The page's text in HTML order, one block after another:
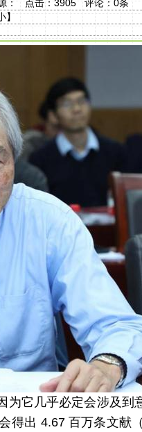
：点击：3905 评论：0条
】
为它几乎必定会涉及到
得出 4.67 百万条文献